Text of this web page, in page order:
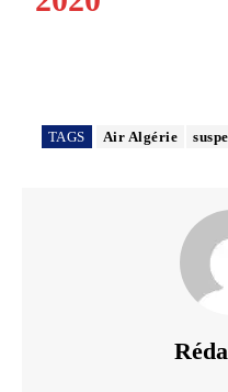
TAGS Air Algérie